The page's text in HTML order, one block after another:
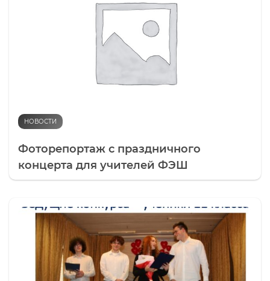
НОВОСТИ
Фоторепортаж с праздничного
концерта для учителей ФЭШ